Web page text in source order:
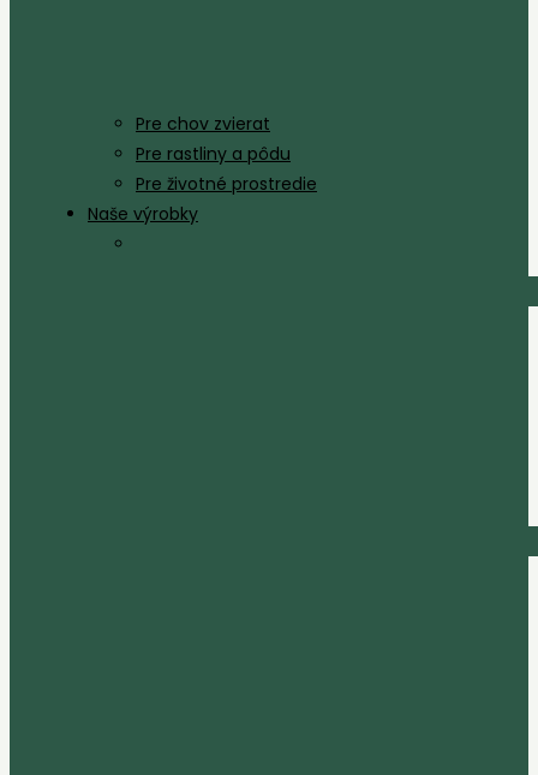
Pre chov zvierat
Pre rastliny a pôdu
Pre životné prostredie
Naše výrobky